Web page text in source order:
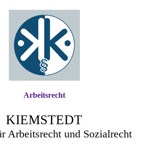
KIEMSTEDT
Arbeitsrecht und Sozialrecht
Arbeitsrecht